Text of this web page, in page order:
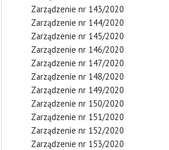
Zarządzenie nr 143/2020
Zarządzenie nr 144/2020
Zarządzenie nr 145/2020
Zarządzenie nr 146/2020
Zarządzenie nr 147/2020
Zarządzenie nr 148/2020
Zarządzenie nr 149/2020
Zarządzenie nr 150/2020
Zarządzenie nr 151/2020
Zarządzenie nr 152/2020
Zarządzenie nr 153/2020